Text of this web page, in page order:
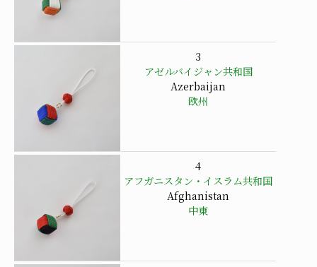
3
アゼルバイジャン共和国
Azerbaijan
欧州
4
アフガニスタン・イスラム共和国
Afghanistan
中東